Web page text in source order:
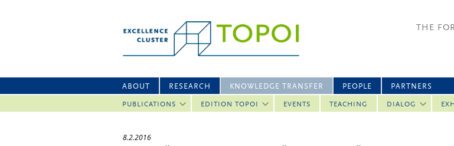
THE
ABOUT RESEARCH KNOWLEDGE TRANSFER
PUBLICATIONS EDITION TOPOI EVENTS TEACHING DIALOG
PEOPLE PARTNERS
8.2.2016